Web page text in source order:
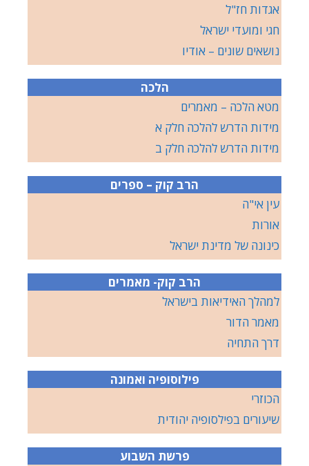
אגדות חז"ל
חגי ומועדי ישראל
נושאים שונים – אודיו
הלכה
מטא הלכה – מאמרים
מידות הדרש להלכה חלק א
מידות הדרש להלכה חלק ב
הרב קוק – ספרים
עין אי"ה
אורות
כינונה של מדינת ישראל
הרב קוק- מאמרים
למהלך האידיאות בישראל
מאמר הדור
דרך התחיה
פילוסופיה ואמונה
הכוזרי
שיעורים בפילסופיה יהודית
פרשת השבוע